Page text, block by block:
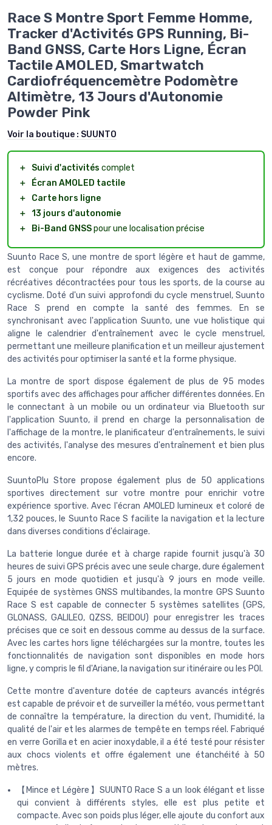
Race S Montre Sport Femme Homme,
Tracker d'Activités GPS Running, Bi-
Band GNSS, Carte Hors Ligne, Écran
Tactile AMOLED, Smartwatch
Cardiofréquencemètre Podomètre
Altimètre, 13 Jours d'Autonomie
Powder Pink
Voir la boutique : SUUNTO
＋ Suivi d'activités complet
＋
Écran AMOLED tactile
＋
Carte hors ligne
＋ 13 jours d'autonomie
＋
Bi-Band GNSSpour une localisation précise
Suunto Race S, une montre de sport légère et haut de gamme,
est conçue pour répondre aux exigences des activités
récréatives décontractées pour tous les sports, de la course au
cyclisme. Doté d'un suivi approfondi du cycle menstruel, Suunto
Race S prend en compte la santé des femmes. En se
synchronisant avec l'application Suunto, une vue holistique qui
aligne le calendrier d'entraînement avec le cycle menstruel,
permettant une meilleure planification et un meilleur ajustement
des activités pour optimiser la santé et la forme physique.
La montre de sport dispose également de plus de 95 modes
sportifs avec des affichages pour afficher différentes données. En
le connectant à un mobile ou un ordinateur via Bluetooth sur
l'application Suunto, il prend en charge la personnalisation de
l'affichage de la montre, le planificateur d'entraînements, le suivi
des activités, l'analyse des mesures d'entraînement et bien plus
encore.
SuuntoPlu Store propose également plus de 50 applications
sportives directement sur votre montre pour enrichir votre
expérience sportive. Avec l'écran AMOLED lumineux et coloré de
1,32 pouces, le Suunto Race S facilite la navigation et la lecture
dans diverses conditions d'éclairage.
La batterie longue durée et à charge rapide fournit jusqu'à 30
heures de suivi GPS précis avec une seule charge, dure également
5 jours en mode quotidien et jusqu'à 9 jours en mode veille.
Equipée de systèmes GNSS multibandes, la montre GPS Suunto
Race S est capable de connecter 5 systèmes satellites (GPS,
GLONASS, GALILEO, QZSS, BEIDOU) pour enregistrer les traces
précises que ce soit en dessous comme au dessus de la surface.
Avec les cartes hors ligne téléchargées sur la montre, toutes les
fonctionnalités de navigation sont disponibles en mode hors
ligne, y compris le fil d'Ariane, la navigation sur itinéraire ou les POI.
Cette montre d'aventure dotée de capteurs avancés intégrés
est capable de prévoir et de surveiller la météo, vous permettant
de connaître la température, la direction du vent, l'humidité, la
qualité de l'air et les alarmes de tempête en temps réel. Fabriqué
en verre Gorilla et en acier inoxydable, il a été testé pour résister
aux chocs violents et offre également une étanchéité à 50
mètres.
【Mince et Légère】SUUNTO Race S a un look élégant et lisse
qui convient à différents styles, elle est plus petite et
compacte. Avec son poids plus léger, elle ajoute du confort aux